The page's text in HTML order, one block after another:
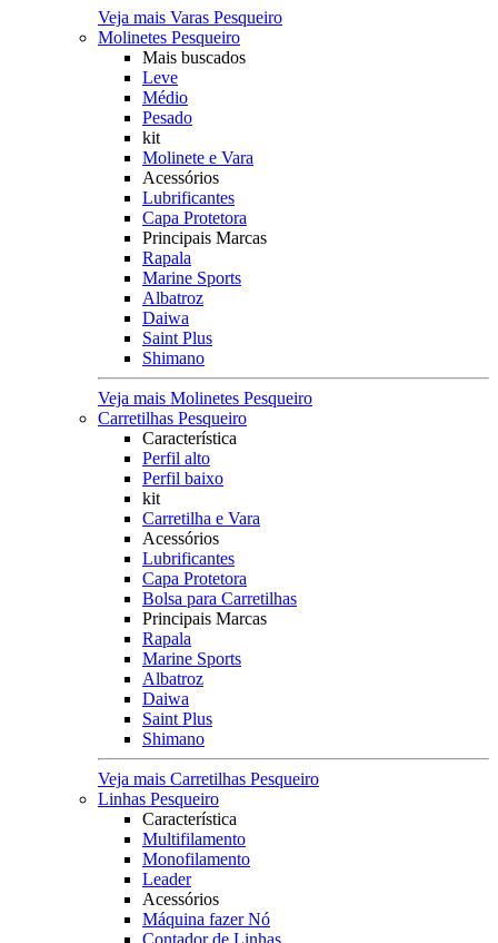
Veja mais Varas Pesqueiro
Molinetes Pesqueiro
Mais buscados
Leve
Médio
Pesado
kit
Molinete e Vara
Acessórios
Lubrificantes
Capa Protetora
Principais Marcas
Rapala
Marine Sports
Albatroz
Daiwa
Saint Plus
Shimano
Veja mais Molinetes Pesqueiro
Carretilhas Pesqueiro
Característica
Perfil alto
Perfil baixo
kit
Carretilha e Vara
Acessórios
Lubrificantes
Capa Protetora
Bolsa para Carretilhas
Principais Marcas
Rapala
Marine Sports
Albatroz
Daiwa
Saint Plus
Shimano
Veja mais Carretilhas Pesqueiro
Linhas Pesqueiro
Característica
Multifilamento
Monofilamento
Leader
Acessórios
Máquina fazer Nó
Contador de Linhas